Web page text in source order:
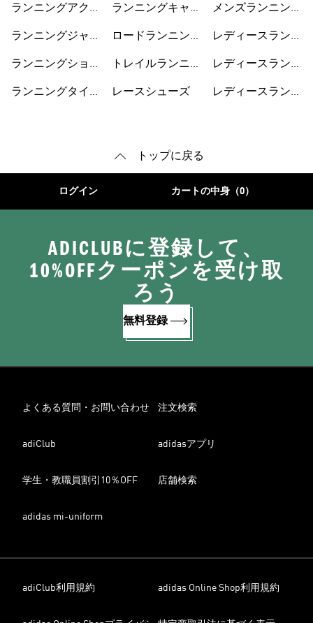
ランニングアクセ
ランニングジャケ
ランニングショー
ランニングタイ
ランニングキャッ
ロードランニング
トレイルランニン
レースシューズ
メンズランニング
レディースランニ
レディースランニ
ツ
レディースランニ
トップに戻る
ログイン カートの中身（0）
ADICLUBに登録して、
10%OFFクーポンを受け取
ろう
無料登録
よくある質問・お問い合わせ 注文検索
adiClub adidasアプリ
学生・教職員割引10％OFF 店舗検索
adidas mi-uniform
adiClub利用規約 adidas Online Shop利用規約